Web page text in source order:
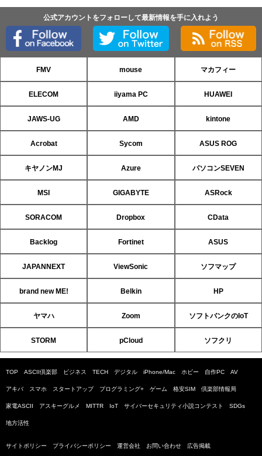
公式アカウントをフォローして最新情報を手に入れよう
FMV mouse マカフィー
ELECOM iiyama PC HUAWEI
JAWS-UG AMD kintone
Acrobat Sycom ASUS ROG
キヤノンMJ Azure パソコンSEVEN
MSI GIGABYTE ASRock
SORACOM Dropbox CData
Backlog Fortinet ASUS
JAPANNEXT ViewSonic ソフマップ
brand new ME! Belkin HP
ヤマハ Zoom ソフトバンクのIoT
STORM pCloud ソフクリ
TOP ASCII倶楽部 ビジネス TECH デジタル iPhone/Mac ホビー 自作PC AV
アキバ スマホ スタートアップ プログラミング+ ゲーム 格安SIM 倶楽部情報局
家電ASCII アスキーグルメ MITTR IoT サイバーセキュリティ小説コンテスト SDGs
地方活性
サイトポリシー プライバシーポリシー 運営会社 お問い合わせ 広告掲載